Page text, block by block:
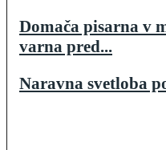
Domača pisarna v
varna pred...
Naravna svetloba